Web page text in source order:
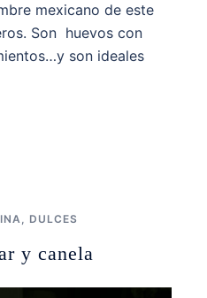
mexicano de este
Son huevos con
son ideales
, DULCES
y canela